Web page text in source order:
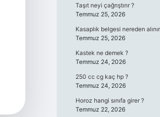
Taşıt neyi çağrıştırır ?
Temmuz 25, 2026
Kasaplık belgesi nereden
Temmuz 25, 2026
Kastek ne demek ?
Temmuz 24, 2026
250 cc cg kaç hp ?
Temmuz 24, 2026
Horoz hangi sınıfa girer ?
Temmuz 22, 2026